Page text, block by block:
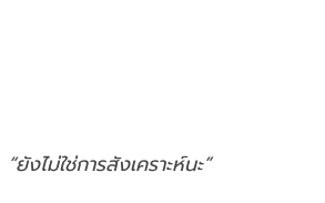
“ยังไม่ใช่การสังเคราะห์นะ”